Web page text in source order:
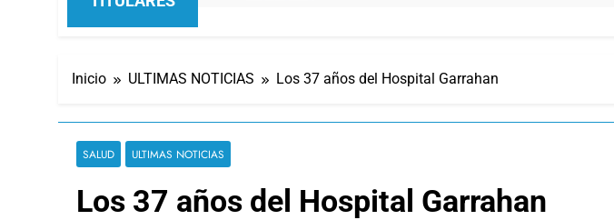
Inicio ULTIMAS NOTICIAS Los 37 años del Hospital Garrahan
SALUD ULTIMAS NOTICIAS
Los 37 años del Hospital Garrahan